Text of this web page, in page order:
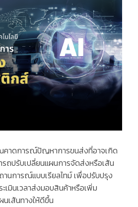
าดการณ์ปัญหาการขนส่งที่อาจเกิด
รถปรับเปลี่ยนแผนการจัดส่งหรือเส้น
านการณ์แบบเรียลไทม์ เพื่อปรับปรุง
เมินเวลาส่งมอบสินค้าหรือเพิ่ม
เส้นทางให้ดีขึ้น